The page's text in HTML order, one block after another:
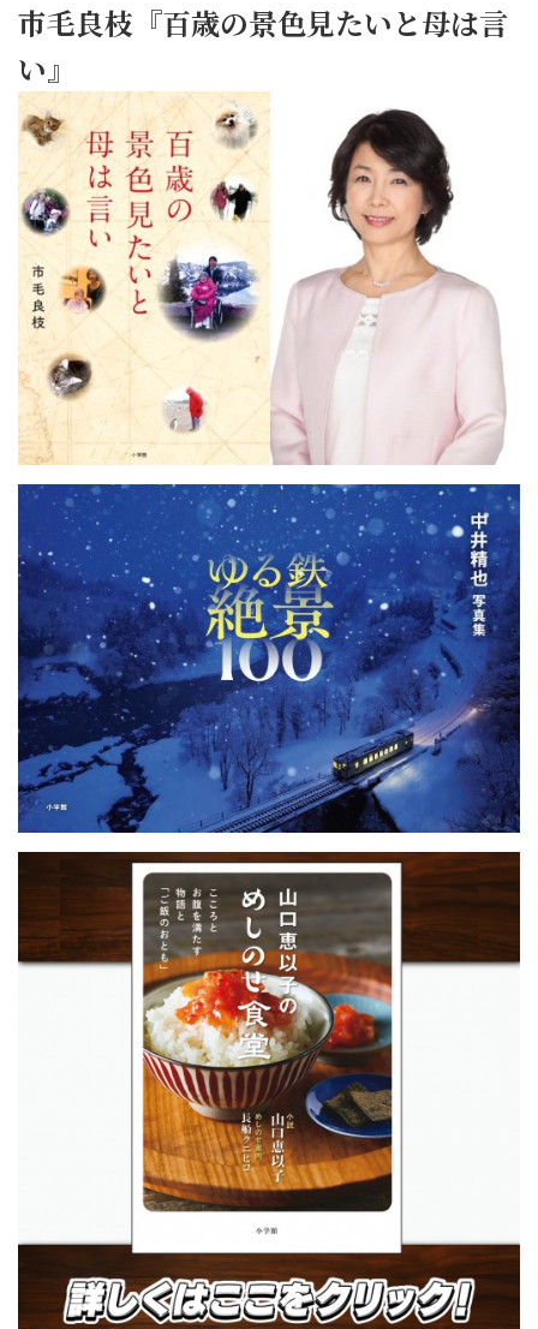
市毛良枝『百歳の景色見たいと母は言
い』